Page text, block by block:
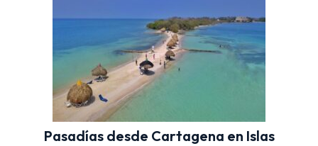
Pasadías desde Cartagena en Islas